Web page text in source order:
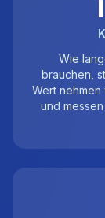
Wie
brauchen,
Wert
und